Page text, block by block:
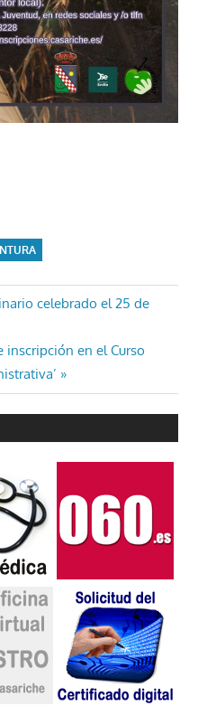
celebrado el 25 de
inscripción en el Curso